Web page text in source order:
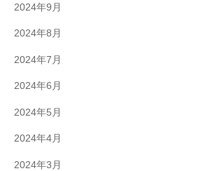
2024年9月
2024年8月
2024年7月
2024年6月
2024年5月
2024年4月
2024年3月